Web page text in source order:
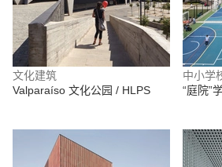
文化建筑
Valparaíso 文化公园 / HLPS
中小学
“庭院”